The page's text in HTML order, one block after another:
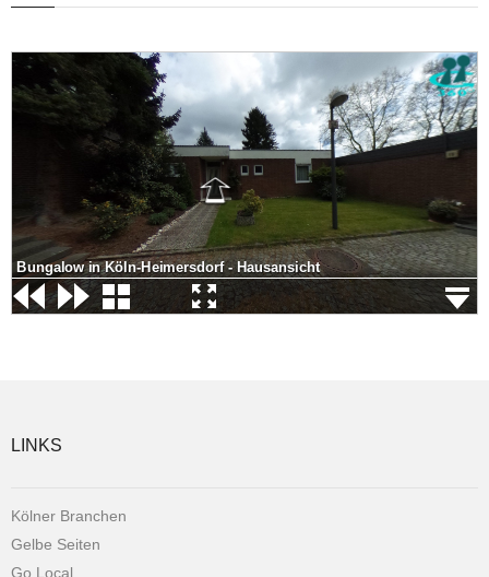
Bungalow in Köln-Heimersdorf - Hausansicht
LINKS
Kölner Branchen
Gelbe Seiten
Go Local